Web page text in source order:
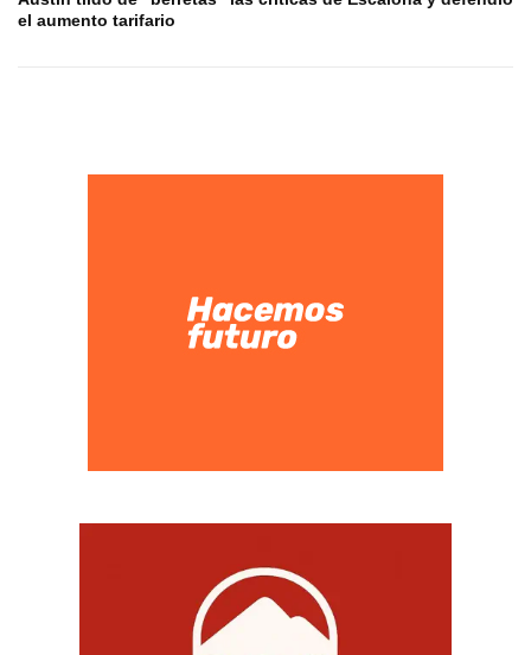
el aumento tarifario